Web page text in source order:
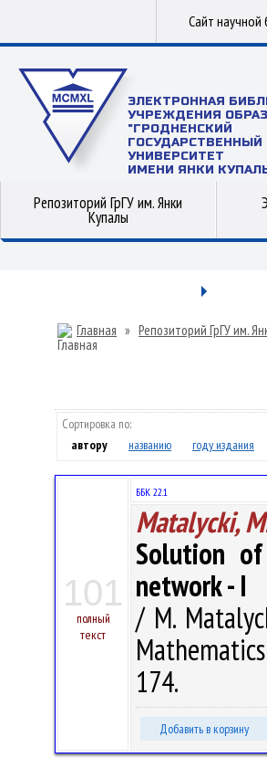
Сайт научной
ЭЛЕКТРОННАЯ
УЧРЕЖДЕНИЯ
"ГРОДНЕНСКИЙ
ГОСУДАРСТВЕННЫЙ
УНИВЕРСИТЕТ
ИМЕНИ ЯНКИ
Репозиторий ГрГУ им. Янки
Купалы
Главная » Репозиторий ГрГУ им.
Сортировка по:
автору
названию году издания
101
полный
текст
ББК 22.1
Matalycki,
Solution
network - I
/ M.
174.
Добавить в корзину